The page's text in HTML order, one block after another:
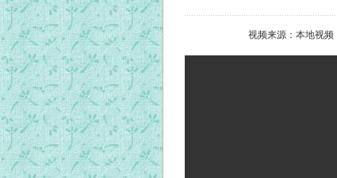
视频来源：本地视频